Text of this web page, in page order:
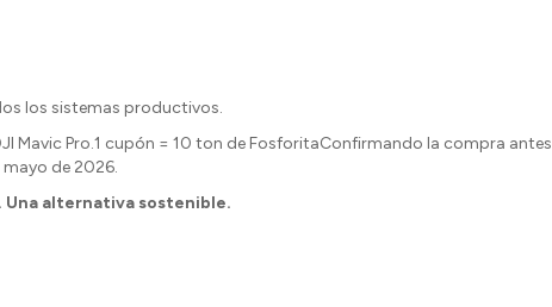
los sistemas productivos.
Mavic Pro.1 cupón = 10 ton de FosforitaConfirmando la compra antes
mayo de 2026.
Una alternativa sostenible.